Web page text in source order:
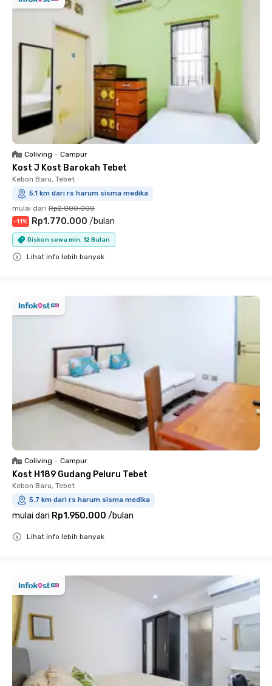
Coliving • Campur
Kost J Kost Barokah Tebet
Kebon Baru, Tebet
5.1 km dari rs harum sisma medika
mulai dari Rp2.000.000
-11% Rp1.770.000 /bulan
Diskon sewa min. 12 Bulan
Lihat info lebih banyak
Coliving • Campur
Kost H189 Gudang Peluru Tebet
Kebon Baru, Tebet
5.7 km dari rs harum sisma medika
mulai dari Rp1.950.000 /bulan
Lihat info lebih banyak